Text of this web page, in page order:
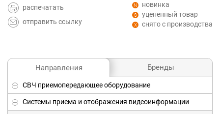
Направления Бренды
СВЧ приемопередающее оборудование
Системы приема и отображения видеоинформации
распечатать
отправить ссылку
новинка
уцененный товар
снято с производства